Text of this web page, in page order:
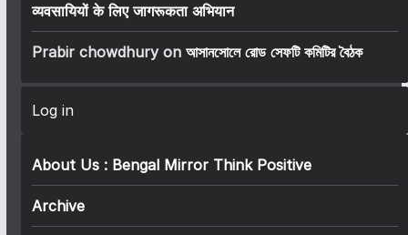
व्यवसायियों के लिए जागरूकता अभियान
Prabir chowdhuryon আসানসোলে রোড সেফটি কমিটির বৈঠক
Log in
About Us : Bengal Mirror Think Positive
Archive